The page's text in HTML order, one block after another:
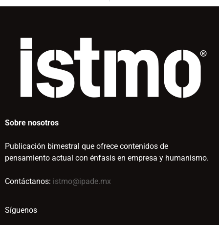
Sobre nosotros
Publicación bimestral que ofrece contenidos de
pensamiento actual con énfasis en empresa y humanismo.
Contáctanos: istmo@ipade.mx
Síguenos